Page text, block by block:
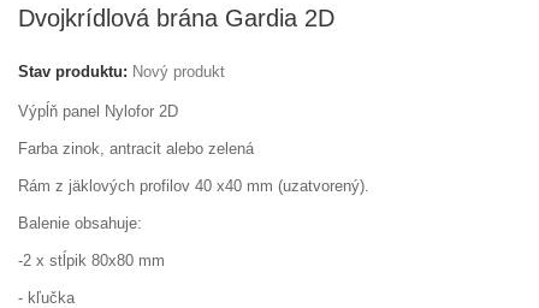
Dvojkrídlová brána Gardia 2D
Stav produktu: Nový produkt
Výpĺň panel Nylofor 2D
Farba zinok, antracit alebo zelená
Rám z jäklových profilov 40 x40 mm (uzatvorený).
Balenie obsahuje:
-2 x stĺpik 80x80 mm
- kľučka